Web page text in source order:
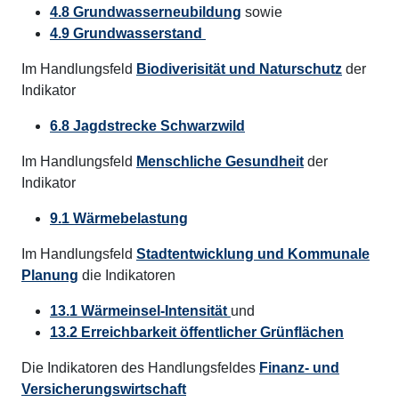
4.8 Grundwasserneubildung sowie
4.9 Grundwasserstand
Im Handlungsfeld Biodiverisität und Naturschutz der
Indikator
6.8 Jagdstrecke Schwarzwild
Im Handlungsfeld Menschliche Gesundheit der
Indikator
9.1 Wärmebelastung
Im Handlungsfeld Stadtentwicklung und Kommunale
Planung die Indikatoren
13.1 Wärmeinsel-Intensität und
13.2 Erreichbarkeit öffentlicher Grünflächen
Die Indikatoren des Handlungsfeldes Finanz- und
Versicherungswirtschaft